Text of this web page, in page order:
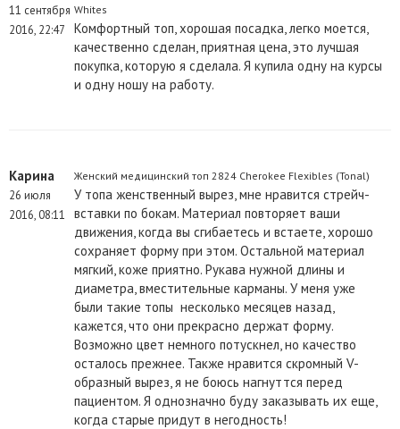
11 сентября
2016, 22:47
Whites
Комфортный топ, хорошая посадка, легко моется,
качественно сделан, приятная цена, это лучшая
покупка, которую я сделала. Я купила одну на курсы
и одну ношу на работу.
Карина
26 июля
2016, 08:11
Женский медицинский топ 2824 Cherokee Flexibles (Tonal)
У топа женственный вырез, мне нравится стрейч-
вставки по бокам. Материал повторяет ваши
движения, когда вы сгибаетесь и встаете, хорошо
сохраняет форму при этом. Остальной материал
мягкий, коже приятно. Рукава нужной длины и
диаметра, вместительные карманы. У меня уже
были такие топы несколько месяцев назад,
кажется, что они прекрасно держат форму.
Возможно цвет немного потускнел, но качество
осталось прежнее. Также нравится скромный V-
образный вырез, я не боюсь нагнуттся перед
пациентом. Я однозначно буду заказывать их еще,
когда старые придут в негодность!